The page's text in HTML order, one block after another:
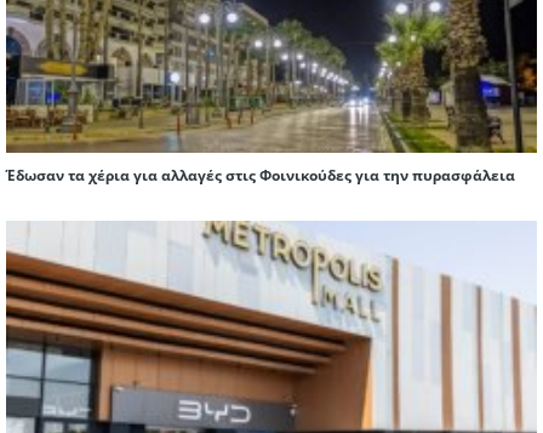
Έδωσαν τα χέρια για αλλαγές στις Φοινικούδες για την πυρασφάλεια